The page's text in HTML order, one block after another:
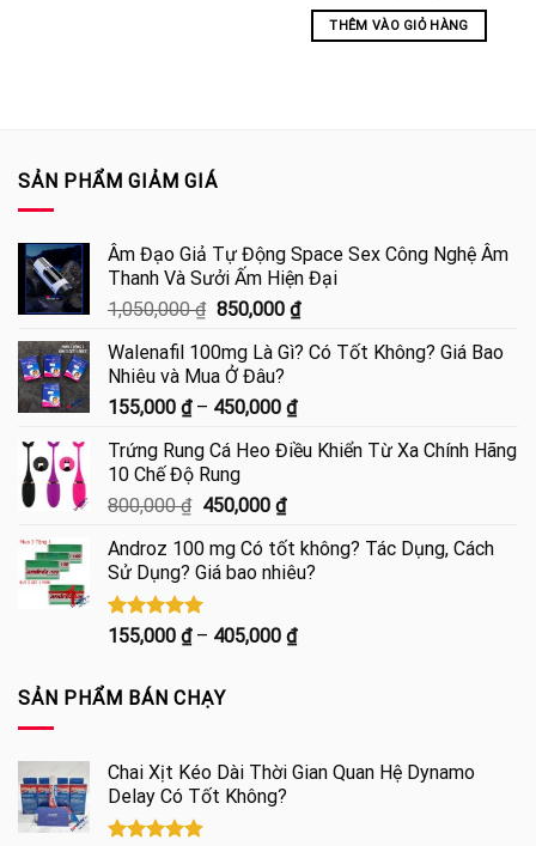
THÊM VÀO GIỎ HÀNG
SẢN PHẨM GIẢM GIÁ
Âm Đạo Giả Tự Động Space Sex Công Nghệ Âm
Thanh Và Sưởi Ấm Hiện Đại
1,050,000₫ Giá
là:
1,050,000 ₫.
850,000 ₫Giá
tại
Walenafil 100mg Là Gì? Có Tốt Không? Giá Bao
Nhiêu và Mua Ở Đâu?
155,000 ₫ – 450,000 ₫Khoảng
từ
Trứng Rung Cá Heo Điều Khiển Từ Xa Chính Hãng
10 Chế Độ Rung
800,000₫ Giá
là:
800,000 ₫.
450,000 ₫Giá
tại
là:
Androz 100 mg Có tốt không? Tác Dụng, Cách
Sử Dụng? Giá bao nhiêu?
Được xếp
5.00
155,000 ₫ – 405,000 ₫Khoảng
405,000 ₫
SẢN PHẨM BÁN CHẠY
Chai Xịt Kéo Dài Thời Gian Quan Hệ Dynamo
Delay Có Tốt Không?